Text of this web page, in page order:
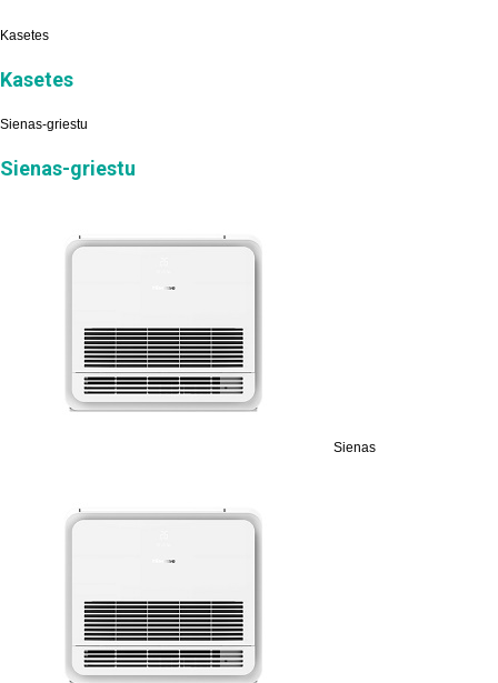
Kasetes
Kasetes
Sienas-griestu
Sienas-griestu
Sienas